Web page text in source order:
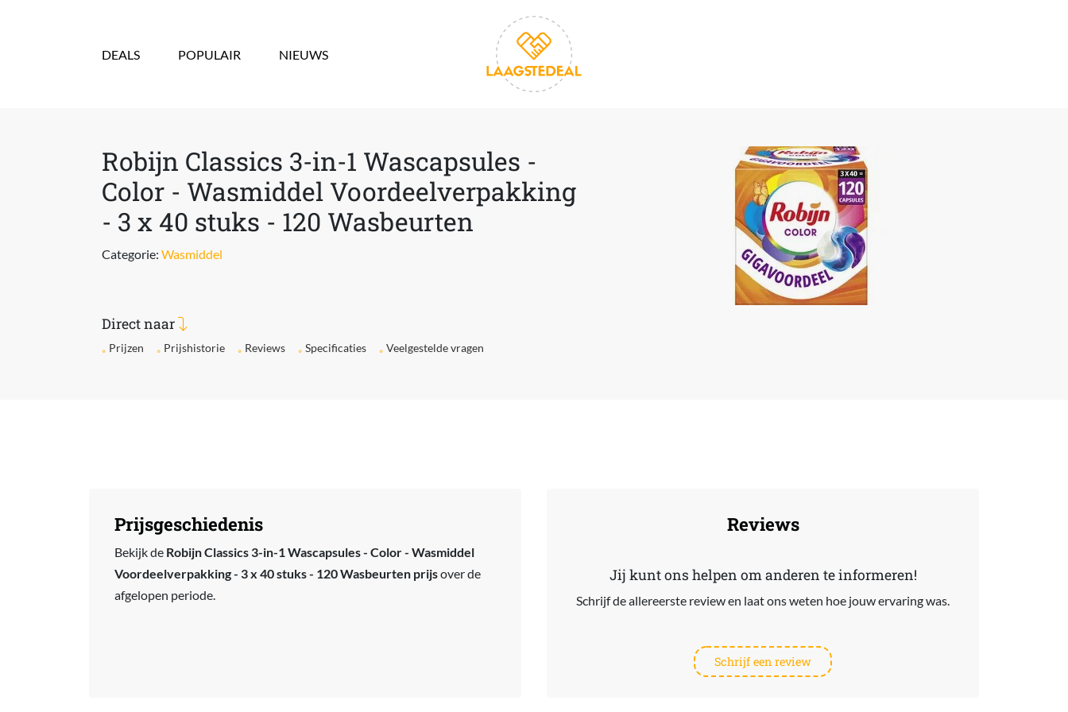
DEALS POPULAIR NIEUWS
Robijn Classics 3-in-1 Wascapsules -
Color - Wasmiddel Voordeelverpakking
- 3 x 40 stuks - 120 Wasbeurten
Categorie: Wasmiddel
Direct naar
Prijzen Prijshistorie Reviews Specificaties Veelgestelde vragen
Prijsgeschiedenis
Bekijk de Robijn Classics 3-in-1 Wascapsules - Color - Wasmiddel
Voordeelverpakking - 3 x 40 stuks - 120 Wasbeurten prijsover de
afgelopen periode.
Reviews
Jij kunt ons helpen om anderen te informeren!
Schrijf de allereerste review en laat ons weten hoe jouw ervaring was.
Schrijf een review